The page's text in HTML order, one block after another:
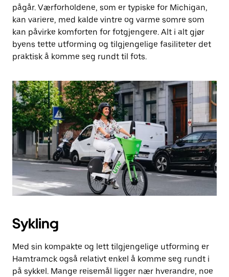
pågår. Værforholdene, som er typiske for Michigan,
kan variere, med kalde vintre og varme somre som
kan påvirke komforten for fotgjengere. Alt i alt gjør
byens tette utforming og tilgjengelige fasiliteter det
praktisk å komme seg rundt til fots.
Sykling
Med sin kompakte og lett tilgjengelige utforming er
Hamtramck også relativt enkel å komme seg rundt i
på sykkel. Mange reisemål ligger nær hverandre, noe